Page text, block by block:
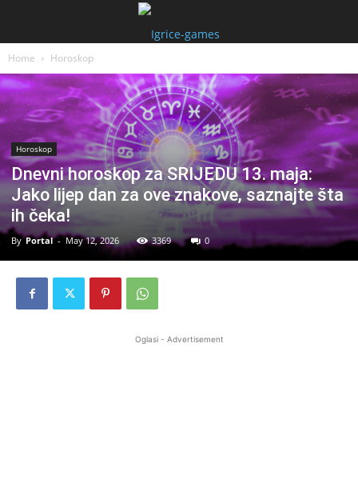
Home Horoskop
Horoskop
Dnevni horoskop za SRIJEDU 13. maja:
Jako lijep dan za ove znakove, saznajte šta
ih čeka!
By Portal - May 12, 2026 3369 0
Oglasi - Advertisement